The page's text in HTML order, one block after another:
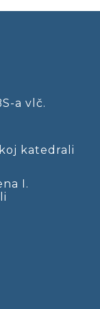
a vlč.
katedrali
I.